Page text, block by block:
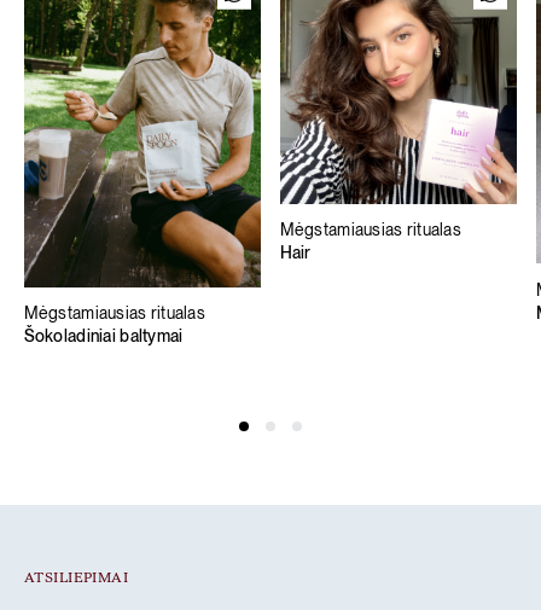
Mėgstamiausias ritualas
Šokoladiniai baltymai
Mėgstamiausias ritualas
Hair
ATSILIEPIMAI